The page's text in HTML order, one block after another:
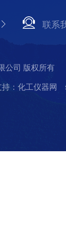
联系
公司 版权所有
：化工仪器网